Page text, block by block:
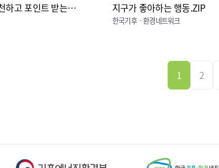
탄포꿀 : 탄소중립 생활 실천하고 포인트 받는 꿀팁 지구가 좋아하는 행동.ZIP
한국기후ㆍ환경네트워크
1 2